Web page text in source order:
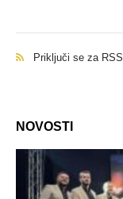
Priključi se za
NOVOSTI